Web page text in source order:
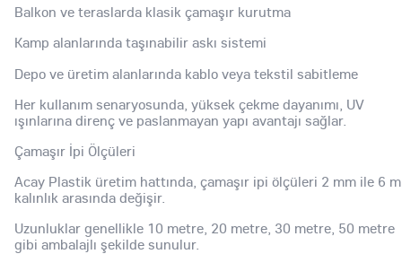
Balkon ve teraslarda klasik çamaşır kurutma
Kamp alanlarında taşınabilir askı sistemi
Depo ve üretim alanlarında kablo veya tekstil sabitleme
Her kullanım senaryosunda, yüksek çekme dayanımı, UV
ışınlarına direnç ve paslanmayan yapı avantajı sağlar.
Çamaşır İpi Ölçüleri
Acay Plastik üretim hattında, çamaşır ipi ölçüleri 2 mm ile 6
kalınlık arasında değişir.
Uzunluklar genellikle 10 metre, 20 metre, 30 metre, 50 metre
gibi ambalajlı şekilde sunulur.